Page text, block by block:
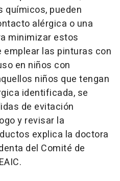
químicos, pueden
alérgica o una
minimizar estos
las pinturas con
en niños con
niños que tengan
identificada, se
de evitación
y revisar la
explica la doctora
del Comité de